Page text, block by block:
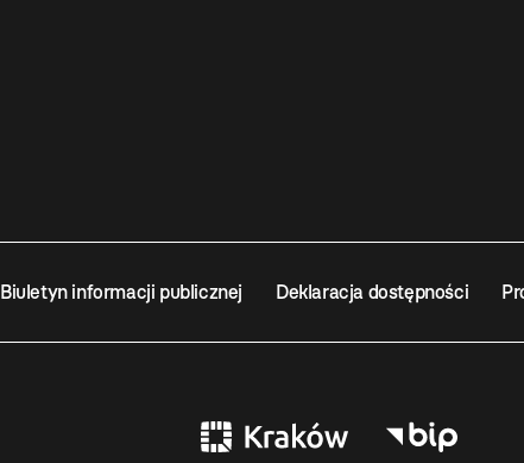
Biuletyn informacji publicznej Deklaracja dostępności